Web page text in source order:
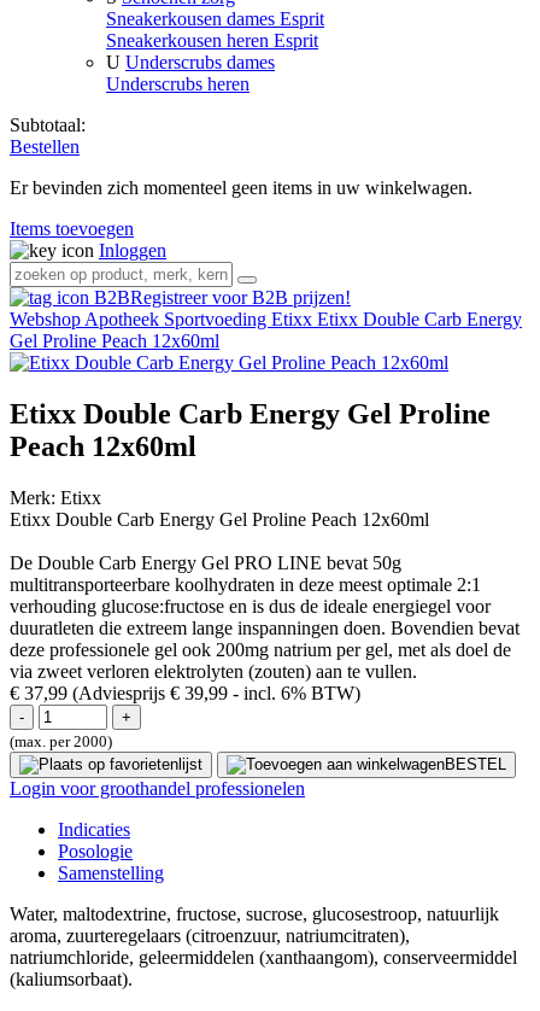
Sneakerkousen dames Esprit
Sneakerkousen heren Esprit
U Underscrubs dames
Underscrubs heren
Subtotaal:
Bestellen
Er bevinden zich momenteel geen items in uw winkelwagen.
Items toevoegen
Inloggen
Registreer voor B2B prijzen!
Webshop Apotheek Sportvoeding Etixx Etixx Double Carb Energy
Gel Proline Peach 12x60ml
Etixx Double Carb Energy Gel Proline
Peach 12x60ml
Merk: Etixx
Etixx Double Carb Energy Gel Proline Peach 12x60ml
De Double Carb Energy Gel PRO LINE bevat 50g
multitransporteerbare koolhydraten in deze meest optimale 2:1
verhouding glucose:fructose en is dus de ideale energiegel voor
duuratleten die extreem lange inspanningen doen. Bovendien bevat
deze professionele gel ook 200mg natrium per gel, met als doel de
via zweet verloren elektrolyten (zouten) aan te vullen.
€ 37,99 (Adviesprijs € 39,99 - incl. 6% BTW)
(max. per 2000)
BESTEL
Login voor groothandel professionelen
Indicaties
Posologie
Samenstelling
Water, maltodextrine, fructose, sucrose, glucosestroop, natuurlijk
aroma, zuurteregelaars (citroenzuur, natriumcitraten),
natriumchloride, geleermiddelen (xanthaangom), conserveermiddel
(kaliumsorbaat).